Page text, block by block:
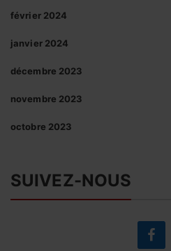
février 2024
janvier 2024
décembre 2023
novembre 2023
octobre 2023
SUIVEZ-NOUS